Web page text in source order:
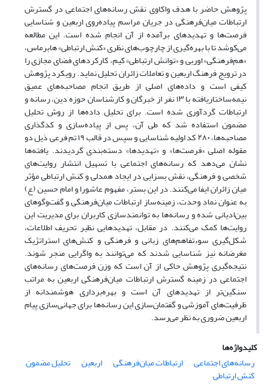
پژوهش حاضر با هدف واکاوی نقش رسانه‌های اجتماعی در گسترش
ارتباطات میان‌فرهنگی در جریان مراسم پیاده‌روی اربعین و شناسایی
فرصت‌ها و تهدیدهای برآمده از آن انجام شده است. این مطالعه
می‌کوشد تا با بهره‌گیری از چارچوب‌های نظری «کنش ارتباطی» هابرماس،
«هم‌فرهنگی» اوربی و «توانش ارتباطی» کیم، کارکردهای فضای مجازی را
در ترویج فرهنگ اربعین و تعاملات زائران تحلیل نماید. رویکرد پژوهش
کیفی است و داده‌های اصلی از طریق انجام مصاحبه‌های عمیق
نیمه‌ساختاریافته با ۱۳ نفر از خبرگان و کارشناسان حوزه دین، رسانه و
ارتباطات گردآوری شده است. برای تحلیل داده‌ها از روش تحلیل
مضمون استفاده شد که طی آن، پس از پیاده‌سازی و کدگذاری
مصاحبه‌ها، ۲۸۰ کد اولیه شناسایی و سپس در قالب ۱۹ تم فرعی ذیل دو
مقوله اصلی «فرصت‌ها» و «تهدیدها» دسته‌بندی گردیدند. یافته‌ها
نشان می‌دهد که رسانه‌های اجتماعی با تسهیل انتشار روایت‌های
شخصی و فرهنگی، نقش بسزایی در ایجاد همدلی و کنش ارتباطی مؤثر
میان زائران ایفا می‌کنند. در این بستر، مفهوم عاشورا و امام حسین (ع)
به عنوان نماد وحدت، زمینه‌ساز ارتباطات میان‌فرهنگی و گفت‌وگوهای
بین‌ادیانی شده و رسانه‌ها به توانمندسازی کاربران برای مدیریت این
روایت‌ها کمک می‌کنند. در مقابل، تهدیدهایی نظیر تحریف اطلاعات،
شکل‌گیری سوءتفاهم‌های زبانی و فرهنگی و کنش‌های استراتژیک
مغرضانه نیز شناسایی شدند که می‌توانند به واگرایی منجر شوند.
نتیجه‌گیری پژوهش حاکی از آن است که وزن فرصت‌های رسانه‌های
اجتماعی در زمینه گسترش ارتباطات میان‌فرهنگی اربعین به مراتب
سنگین‌تر از تهدیدهای آن است و بهره‌برداری هوشمندانه از
ظرفیت‌های آموزشی و گفتمان‌سازی این رسانه‌ها برای جهانی‌سازی پیام
اربعین ضروری به نظر می‌رسد.
کلیدواژه‌ها
رسانه‌های اجتماعی
ارتباطات میان‌فرهنگی اربعین تحلیل مضمون
کنش ارتباطی